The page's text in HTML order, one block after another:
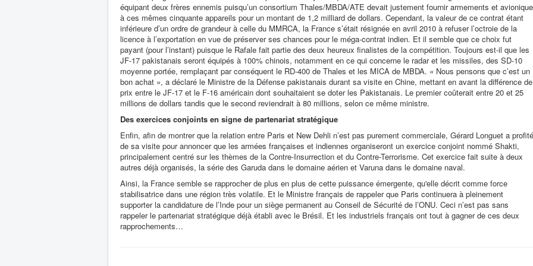
équipant deux frères ennemis puisqu’un consortium Thales/MBDA/ATE devait justement fournir armements et avionique
à ces mêmes cinquante appareils pour un montant de 1,2 milliard de dollars. Cependant, la valeur de ce contrat étant
inférieure d’un ordre de grandeur à celle du MMRCA, la France s’était résignée en avril 2010 à refuser l’octroie de la
licence à l’exportation en vue de préserver ses chances pour le méga-contrat indien. Et il semble que ce choix fut
payant (pour l’instant) puisque le Rafale fait partie des deux heureux finalistes de la compétition. Toujours est-il que les
JF-17 pakistanais seront équipés à 100% chinois, notamment en ce qui concerne le radar et les missiles, des SD-10
moyenne portée, remplaçant par conséquent le RD-400 de Thales et les MICA de MBDA. « Nous pensons que c’est un
bon achat », a déclaré le Ministre de la Défense pakistanais durant sa visite en Chine, mettant en avant la différence de
prix entre le JF-17 et le F-16 américain dont souhaitaient se doter les Pakistanais. Le premier coûterait entre 20 et 25
millions de dollars tandis que le second reviendrait à 80 millions, selon ce même ministre.
Des exercices conjoints en signe de partenariat stratégique
Enfin, afin de montrer que la relation entre Paris et New Dehli n’est pas purement commerciale, Gérard Longuet a profité
de sa visite pour annoncer que les armées françaises et indiennes organiseront un exercice conjoint nommé Shakti,
principalement centré sur les thèmes de la Contre-Insurrection et du Contre-Terrorisme. Cet exercice fait suite à deux
autres déjà organisés, la série des Garuda dans le domaine aérien et Varuna dans le domaine naval.
Ainsi, la France semble se rapprocher de plus en plus de cette puissance émergente, qu'elle décrit comme force
stabilisatrice dans une région très volatile. Et le Ministre français de rappeler que Paris continuera à pleinement
supporter la candidature de l’Inde pour un siège permanent au Conseil de Sécurité de l’ONU. Ceci n’est pas sans
rappeler le partenariat stratégique déjà établi avec le Brésil. Et les industriels français ont tout à gagner de ces deux
rapprochements…